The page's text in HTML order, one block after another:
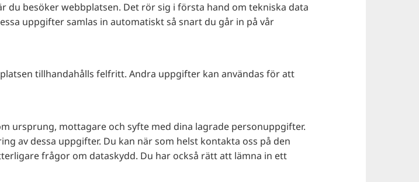
du besöker webbplatsen. Det rör sig i första hand om tekniska data
uppgifter samlas in automatiskt så snart du går in på vår
tillhandahålls felfritt. Andra uppgifter kan användas för att
ursprung, mottagare och syfte med dina lagrade personuppgifter.
av dessa uppgifter. Du kan när som helst kontakta oss på den
frågor om dataskydd. Du har också rätt att lämna in ett